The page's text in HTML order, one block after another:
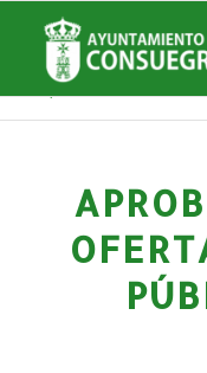
Noticias
Usted está aquí: Inicio /
Empleo y Desarrollo
/